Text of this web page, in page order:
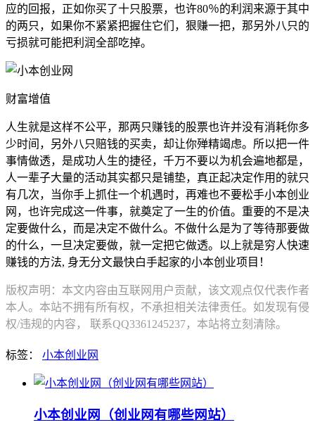
应的回报，正如你买了十只股票，也许80％的利润来源于其中
的两只，如果你不紧紧把握住它们，狠赚一把，那另外八只的
亏损就可能把利润全部吃掉。
财富增值
人生就是这样不公平，那两只赚钱的股票也许并没有消耗你多
少时间，另外八只赔钱的买卖，却让你殚精竭虑。所以把一件
事情做透，是成功人生的捷径，千万不要以为机会遍地都是，
人一辈子大量的活动其实都只是铺垫，真正起决定作用的就只
有几次，当你手上抓住一个机遇时，再难也不要松手小本创业
网，也许完成这一件事，就奠定了一生的价值。重要的不是决
定要做什么，而是决定不做什么。不做什么是为了等待那要做
的什么，一旦决定要做，就一定把它做透。以上就是穷人快速
赚钱的方法, 身无分文最快白手起家的小本创业项目！
版权声明：本文内容由互联网用户贡献，该文观点仅代表作者
本人。本站不拥有所有权，不承担相关法律责任。如发现有侵
权/违规的内容， 联系QQ3361245237，本站将立刻清除。
标签： 小本创业网
小本创业网（创业网有哪些网站）